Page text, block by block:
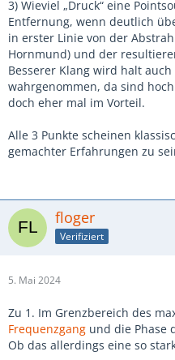
3) Wieviel „Druck“ eine
Entfernung, wenn deutlich
in erster Linie von der
Hornmund) und der
Besserer Klang wird halt
wahrgenommen, da sind
doch eher mal im Vorteil.
Alle 3 Punkte scheinen
gemachter Erfahrungen zu
floger
Verifiziert
5. Mai 2024
Zu 1. Im Grenzbereich des
Frequenzgang und die Phase
Ob das allerdings eine so